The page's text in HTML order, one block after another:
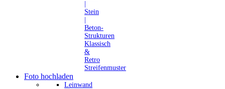
Stein
Beton-
Strukturen
Klassisch
&
Retro
Streifenmuster
Foto hochladen
Leinwand